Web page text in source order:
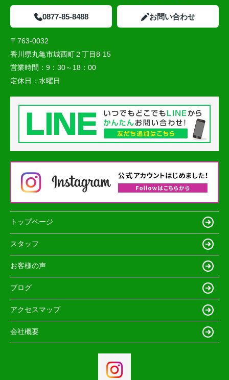
0877-85-8488 お問い合わせ
〒763-0032
香川県丸亀市城西町２丁目8-15
営業時間： 9：30～18：00
定休日： 水曜日
トップページ
スタッフ
お客様の声
ブログ
アクセスマップ
会社概要